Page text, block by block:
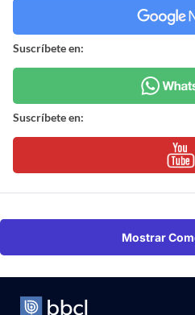
Suscríbete en:
Suscríbete en:
Mostrar